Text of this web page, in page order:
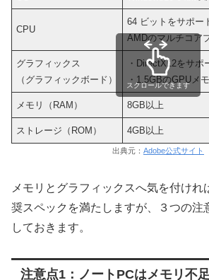
CPU
64 ビットをサポー
AMDのマルチコア
グラフィックス
（グラフィックボード）
・DirectX12をサ
・1.5GBのGPUメ
メモリ（RAM） 8GB以上
ストレージ（ROM） 4GB以上
スクロールできます
出典元： Adobe公式サイト
メモリとグラフィックスへ気を付けれ
奨スペックを満たしますが、３つの注
しておきます。
注意点1：ノートPCはメモリ不